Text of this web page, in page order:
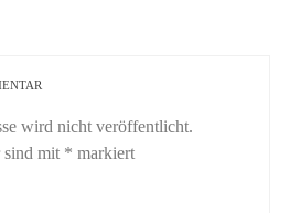
wird nicht veröffentlicht.
sind mit * markiert